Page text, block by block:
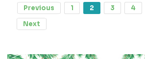
Previous 1 2 3 4
Next